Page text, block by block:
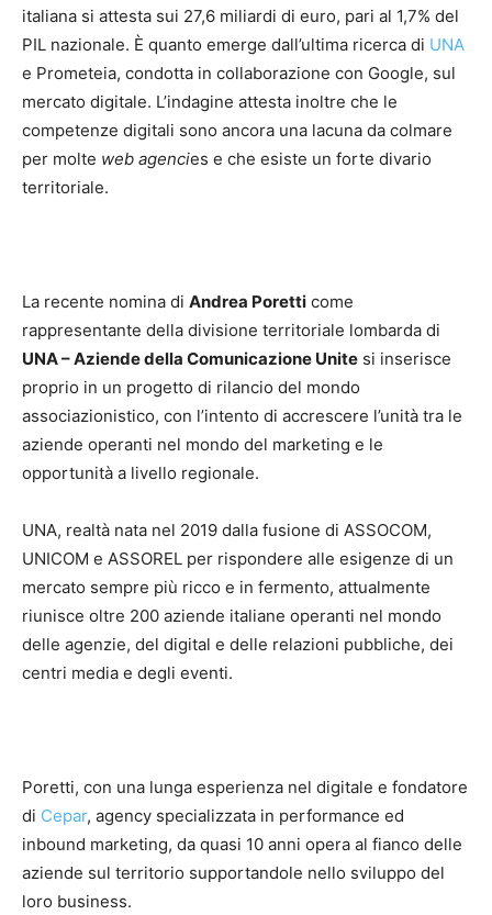
italiana si attesta sui 27,6 miliardi di euro, pari al 1,7% del
PIL nazionale. È quanto emerge dall’ultima ricerca di UNA
e Prometeia, condotta in collaborazione con Google, sul
mercato digitale. L’indagine attesta inoltre che le
competenze digitali sono ancora una lacuna da colmare
per molte web agencies e che esiste un forte divario
territoriale.
La recente nomina di Andrea Poretti come
rappresentante della divisione territoriale lombarda di
UNA – Aziende della Comunicazione Unite si inserisce
proprio in un progetto di rilancio del mondo
associazionistico, con l’intento di accrescere l’unità tra le
aziende operanti nel mondo del marketing e le
opportunità a livello regionale.
UNA, realtà nata nel 2019 dalla fusione di ASSOCOM,
UNICOM e ASSOREL per rispondere alle esigenze di un
mercato sempre più ricco e in fermento, attualmente
riunisce oltre 200 aziende italiane operanti nel mondo
delle agenzie, del digital e delle relazioni pubbliche, dei
centri media e degli eventi.
Poretti, con una lunga esperienza nel digitale e fondatore
di Cepar, agency specializzata in performance ed
inbound marketing, da quasi 10 anni opera al fianco delle
aziende sul territorio supportandole nello sviluppo del
loro business.